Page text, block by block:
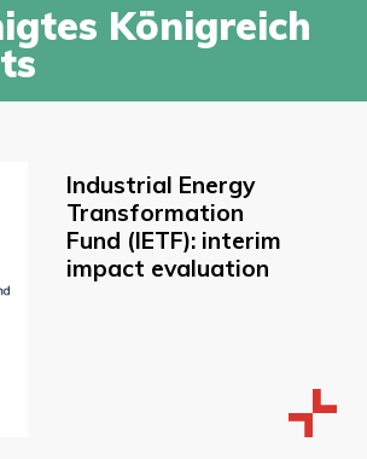
Königreich
Industrial Energy
Transformation
Fund (IETF): interim
impact evaluation